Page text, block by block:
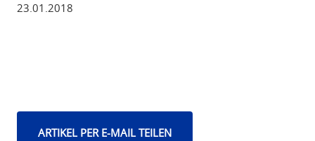
23.01.2018
ARTIKEL PER E-MAIL TEILEN